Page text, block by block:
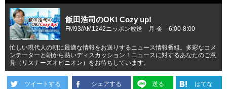
飯田浩司のOK! Cozy up!
FM93/AM1242ニッポン放送 月-金 6:00-8:00
忙しい現代人の朝に最適な情報をお送りするニュース情報番組。多彩なコメ
ンテーターと朝から熱いディスカッション！ニュースに対するあなたのご意
見（リスナーズオピニオン）をお待ちしています。
ツイートする シェアする 送る はてな